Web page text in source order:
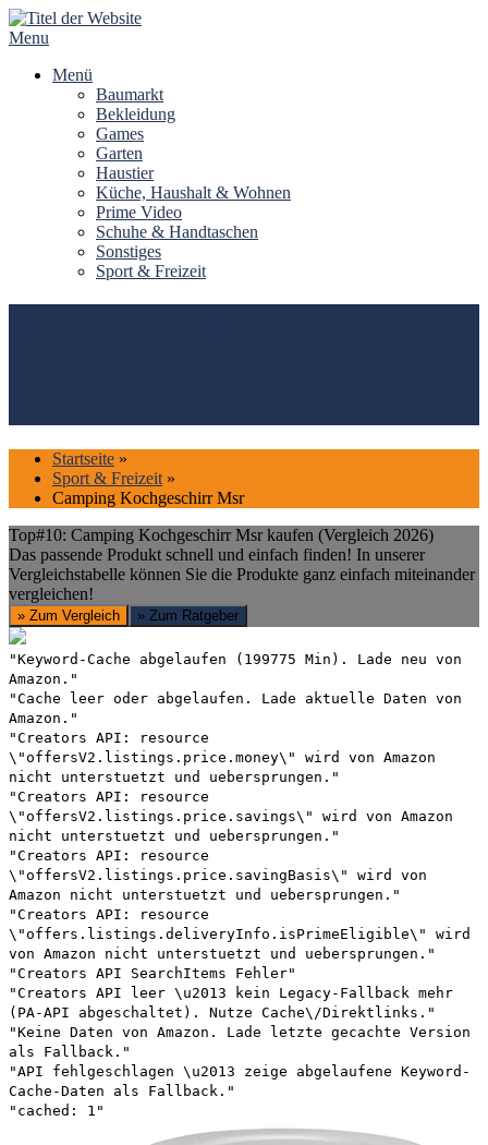
Skip
to
Menu
Menü
Baumarkt
Bekleidung
Games
Garten
Haustier
Küche, Haushalt & Wohnen
Prime Video
Schuhe & Handtaschen
Sonstiges
Sport & Freizeit
Startseite »
Sport & Freizeit »
Camping Kochgeschirr Msr
Top#10: Camping Kochgeschirr Msr kaufen (Vergleich 2026)
Das passende Produkt schnell und einfach finden! In unserer
Vergleichstabelle können Sie die Produkte ganz einfach miteinander
vergleichen!
» Zum Vergleich » Zum Ratgeber
"Keyword-Cache abgelaufen (199775 Min). Lade neu von
Amazon."
"Cache leer oder abgelaufen. Lade aktuelle Daten von
Amazon."
"Creators API: resource
\"offersV2.listings.price.money\" wird von Amazon
nicht unterstuetzt und uebersprungen."
"Creators API: resource
\"offersV2.listings.price.savings\" wird von Amazon
nicht unterstuetzt und uebersprungen."
"Creators API: resource
\"offersV2.listings.price.savingBasis\" wird von
Amazon nicht unterstuetzt und uebersprungen."
"Creators API: resource
\"offers.listings.deliveryInfo.isPrimeEligible\" wird
von Amazon nicht unterstuetzt und uebersprungen."
"Creators API SearchItems Fehler"
"Creators API leer \u2013 kein Legacy-Fallback mehr
(PA-API abgeschaltet). Nutze Cache\/Direktlinks."
"Keine Daten von Amazon. Lade letzte gecachte Version
als Fallback."
"API fehlgeschlagen \u2013 zeige abgelaufene Keyword-
Cache-Daten als Fallback."
"cached: 1"